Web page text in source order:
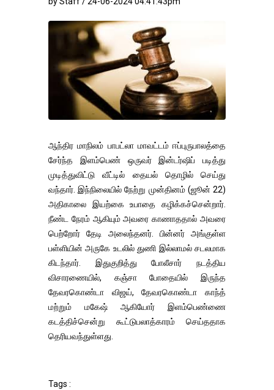
ஆந்திர மாநிலம் பாபட்லா மாவட்டம் ஈப்புருபாலத்தை
சேர்ந்த இளம்பெண் ஒருவர் இன்டர்ஷிப் படித்து
முடித்துவிட்டு வீட்டில் தையல் தொழில் செய்து
வந்தார். இந்நிலையில் நேற்று முன்தினம் (ஜூன் 22)
அதிகாலை இயற்கை உபாதை கழிக்கச்சென்றார்.
நீண்ட நேரம் ஆகியும் அவரை காணாததால் அவரை
பெற்றோர் தேடி அலைந்தனர். பின்னர் அங்குள்ள
பள்ளியின் அருகே உடலில் துணி இல்லாமல் சடலமாக
கிடந்தார். இதுகுறித்து போலீசார் நடத்திய
விசாரணையில், கஞ்சா போதையில் இருந்த
தேவரகொண்டா விஜய், தேவரகொண்டா காந்த்
மற்றும் மகேஷ் ஆகியோர் இளம்பெண்ணை
கடத்திச்சென்று கூட்டுபலாத்காரம் செய்ததாக
தெரியவந்துள்ளது.
Tags :